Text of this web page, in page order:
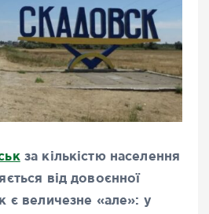
за кількістю населення
від довоєнної
є величезне «але»: у